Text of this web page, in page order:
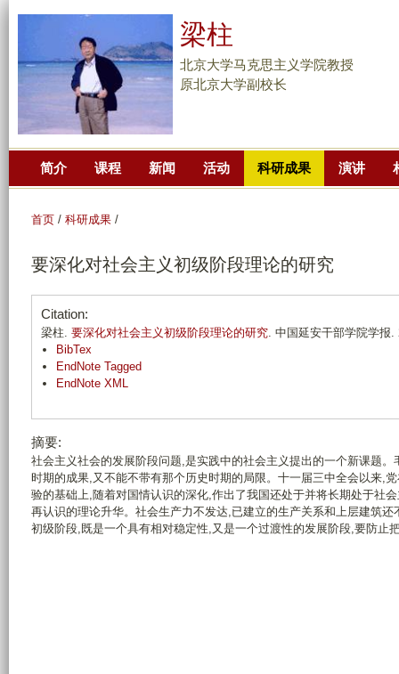
主
梁柱
北京大学马克思主义学院教授
原北京大学副校长
简介 课程 新闻 活动 科研成果 演讲
首页 / 科研成果 /
要深化对社会主义初级阶段理论的研究
Citation:
梁柱. 要深化对社会主义初级阶段理论的研究. 中国延安干部学院学报.
BibTex
EndNote Tagged
EndNote XML
摘要:
社会主义社会的发展阶段问题,是实践中的社会主义提出的一个新课题
时期的成果,又不能不带有那个历史时期的局限。十一届三中全会以来,
验的基础上,随着对国情认识的深化,作出了我国还处于并将长期处于社
再认识的理论升华。社会生产力不发达,已建立的生产关系和上层建筑
初级阶段,既是一个具有相对稳定性,又是一个过渡性的发展阶段,要防止